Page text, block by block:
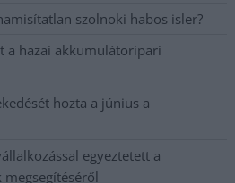
szolnoki habos isler?
a hazai akkumulátoripari
hozta a június a
egyeztetett a